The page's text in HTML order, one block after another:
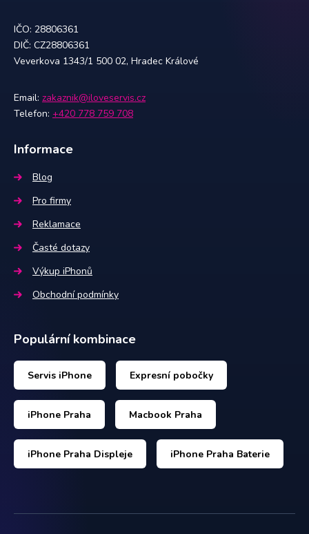
IČO: 28806361
DIČ: CZ28806361
Veverkova 1343/1 500 02, Hradec Králové
Email: zakaznik@iloveservis.cz
Telefon: +420 778 759 708
Informace
Blog
Pro firmy
Reklamace
Časté dotazy
Výkup iPhonů
Obchodní podmínky
Populární kombinace
Servis iPhone Expresní pobočky
iPhone Praha Macbook Praha
iPhone Praha Displeje iPhone Praha Baterie